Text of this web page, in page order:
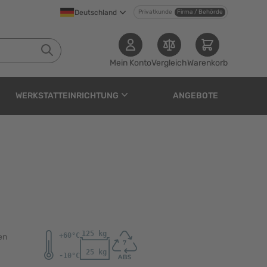
Deutschland Privatkunde Firma / Behörde
Mein KontoVergleichWarenkorb
WERKSTATTEINRICHTUNG ANGEBOTE